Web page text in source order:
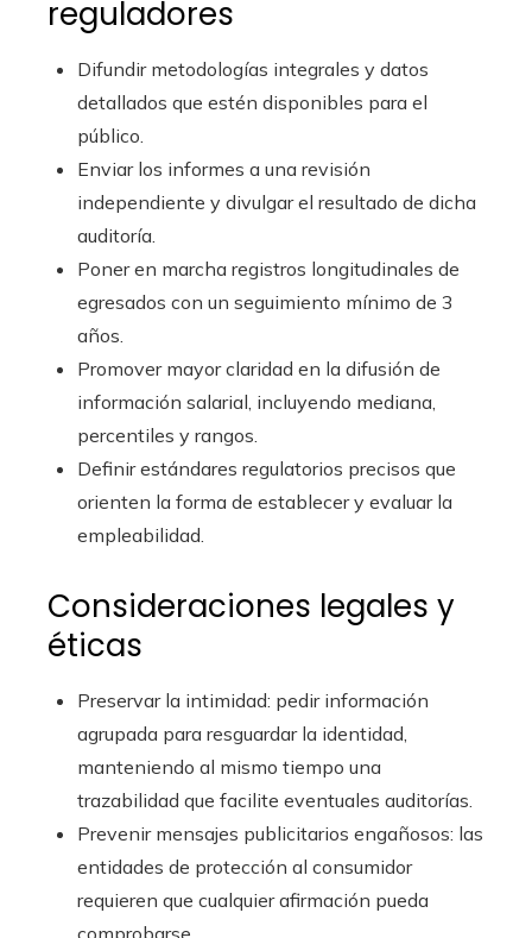
reguladores
Difundir metodologías integrales y datos
detallados que estén disponibles para el
público.
Enviar los informes a una revisión
independiente y divulgar el resultado de dicha
auditoría.
Poner en marcha registros longitudinales de
egresados con un seguimiento mínimo de 3
años.
Promover mayor claridad en la difusión de
información salarial, incluyendo mediana,
percentiles y rangos.
Definir estándares regulatorios precisos que
orienten la forma de establecer y evaluar la
empleabilidad.
Consideraciones legales y
éticas
Preservar la intimidad: pedir información
agrupada para resguardar la identidad,
manteniendo al mismo tiempo una
trazabilidad que facilite eventuales auditorías.
Prevenir mensajes publicitarios engañosos: las
entidades de protección al consumidor
requieren que cualquier afirmación pueda